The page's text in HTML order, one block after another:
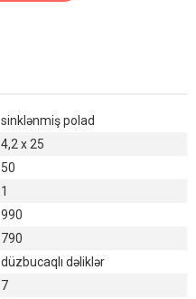
sinklənmiş polad
4,2 x 25
50
1
990
790
düzbucaqlı dəliklər
7